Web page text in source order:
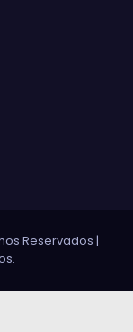
Reservados |
.